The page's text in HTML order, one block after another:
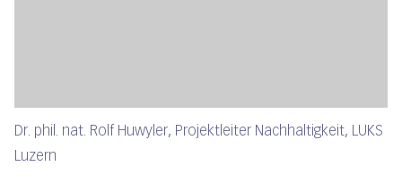
Dr. phil. nat. Rolf Huwyler, Projektleiter Nachhaltigkeit, LUKS
Luzern